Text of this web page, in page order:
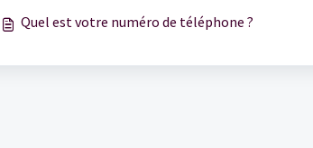
Quel est votre numéro de téléphone ?